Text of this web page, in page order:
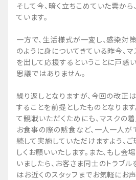
そして今、暗く立ちこめていた雲か
ています。
一方で、生活様式が一変し、感染対
のように身についてきている昨今、
を出して応援するということに戸惑
思議ではありません。
繰り返しとなりますが、今回の改
することを前提としたものとなりま
て観戦いただくためにも、マスクの
お食事の際の黙食など、一人一人が
続して実施していただけますよう、
しくお願いいたします。また、もし
いましたら、お客さま同士のトラブ
はお近くのスタッフまでお気軽にお